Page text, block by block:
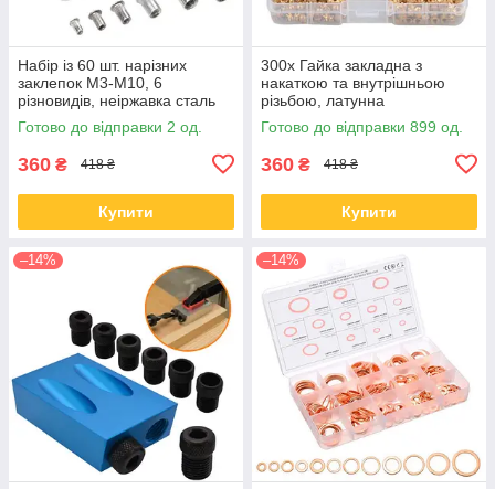
Набір із 60 шт. нарізних
заклепок М3-М10, 6
різновидів, неіржавка сталь
Готово до відправки 2 од.
360 ₴ 418 ₴
Купити
300x Гайка закладна з
накаткою та внутрішньою
різьбою, латунна
Готово до відправки 899 од.
360 ₴ 418 ₴
Купити
–14% –14%